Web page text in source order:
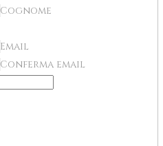
Cognome
Email
Conferma email